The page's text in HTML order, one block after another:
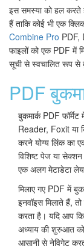
इस समस्या को हल करते
हैं ताकि कोई भी एक
Combine Pro PDF,
फाइलों को एक PDF में
सूची से स्वचालित रूप से
PDF
बुकमार्क PDF
Reader, Foxit या
करने योग्य लिंक का
विशिष्ट पेज या
एक अलग मेटाडेटा
मिलाए गए PDF में
इनवॉइस मिलाते हैं,
करता है। यदि आप
अध्याय की शुरुआत को
आसानी से नेविगेट